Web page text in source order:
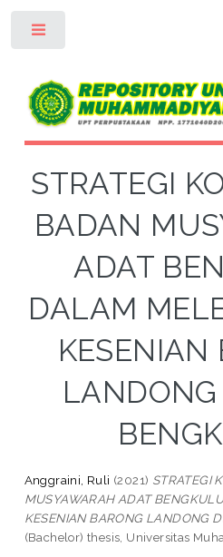
STRATEGI
BADAN
ADAT
DALAM
KESENIAN
Anggraini, Ruli (2021) STRATEGI
MUSYAWARAH ADAT
KESENIAN BARONG LANDONG
(Bachelor) thesis, Universitas